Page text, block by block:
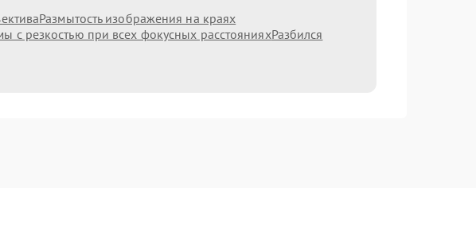
Размытость изображения на краях
с резкостью при всех фокусных расстоянияхРазбился